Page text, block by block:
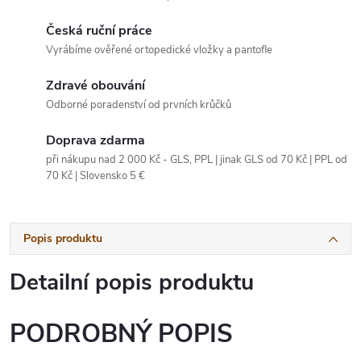
Česká ruční práce
Vyrábíme ověřené ortopedické vložky a pantofle
Zdravé obouvání
Odborné poradenství od prvních krůčků
Doprava zdarma
při nákupu nad 2 000 Kč - GLS, PPL | jinak GLS od 70 Kč | PPL od
70 Kč | Slovensko 5 €
Popis produktu
Detailní popis produktu
PODROBNÝ POPIS